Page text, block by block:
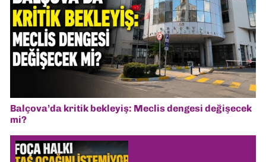
Balçova’da kritik bekleyiş: Meclis dengesi değişecek
mi?